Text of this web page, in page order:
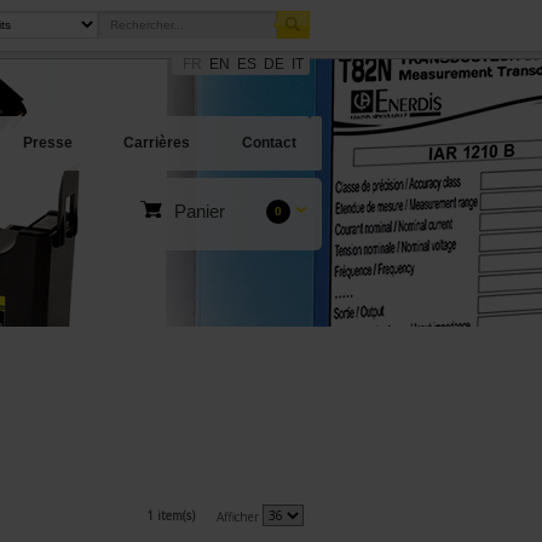
EN ES DE IT
Presse Carrières Contact
Panier 0
1 item(s) Afficher